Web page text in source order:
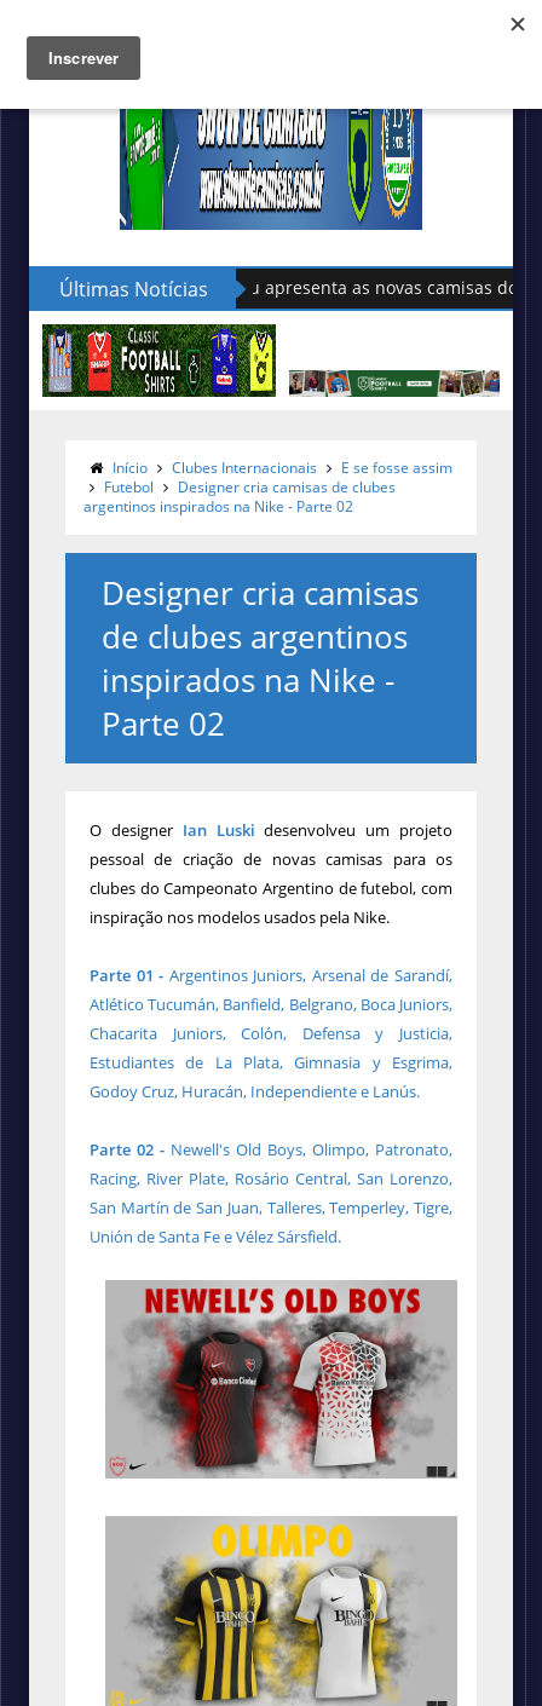
Últimas NotíciasSudu apresenta as novas camisas do País de Gales
Início Clubes Internacionais
E se fosse assim
Futebol
Designer cria camisas de clubes
argentinos inspirados na Nike - Parte 02
Designer cria camisas
de clubes argentinos
inspirados na Nike -
Parte 02
O designer Ian Luski desenvolveu um projeto
pessoalde criação de novas camisas paraos
clubes do Campeonato Argentino de futebol, com
inspiração nos modelos usados pela Nike.
Parte 01 - Argentinos Juniors, Arsenal de Sarandí,
Atlético Tucumán, Banfield, Belgrano, Boca Juniors,
Chacarita Juniors, Colón, Defensa y Justicia,
Estudiantes de La Plata, Gimnasia y Esgrima,
Godoy Cruz, Huracán, Independiente e Lanús.
Parte 02 - Newell's Old Boys, Olimpo, Patronato,
Racing, River Plate, Rosário Central, San Lorenzo,
San Martín de San Juan, Talleres, Temperley, Tigre,
Unión de Santa Fe e Vélez Sársfield.